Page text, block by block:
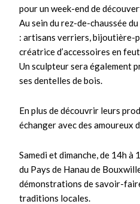
pour un week-end de
Au sein du rez-de-chaussée
: artisans verriers, bijoutière-
créatrice d’accessoires en
Un sculpteur sera également
ses dentelles de bois.
En plus de découvrir leurs
échanger avec des amoureux
Samedi et dimanche, de 14h
du Pays de Hanau de
démonstrations de savoir-
traditions locales.